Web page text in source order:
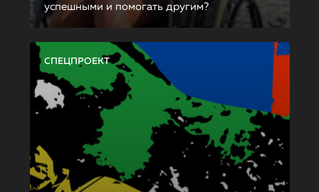
успешными и помогать другим?
СПЕЦПРОЕКТ